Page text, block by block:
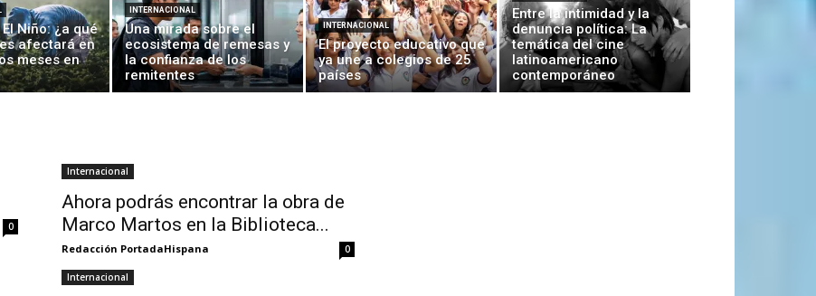
Niño: ¿a qué
afectará en
meses en
INTERNACIONAL
Una mirada sobre el
ecosistema de remesas y
la confianza de los
remitentes
INTERNACIONAL
El proyecto educativo que
ya une a colegios de 25
países
Entre la intimidad y la
denuncia política: La
temática del cine
latinoamericano
contemporáneo
0
Internacional
Ahora podrás encontrar la obra de
Marco Martos en la Biblioteca...
Redacción PortadaHispana 0
Internacional